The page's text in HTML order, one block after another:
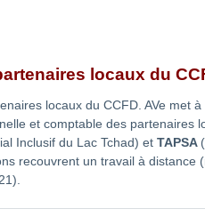
locaux du
locaux du CCFD. AVe met
et comptable des partenaires
Inclusif du Lac Tchad) et TAPSA
recouvrent un travail à